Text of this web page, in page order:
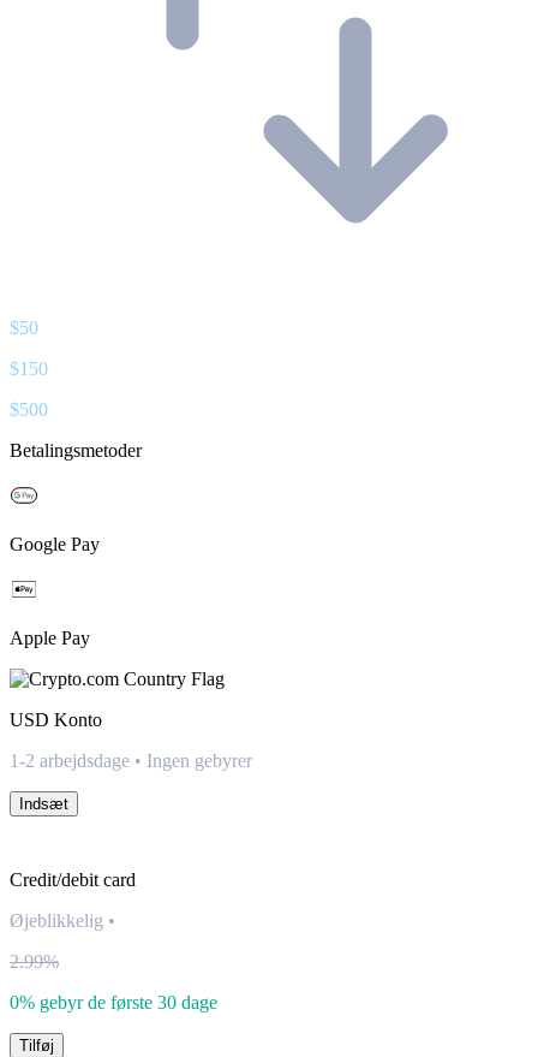
$50
$150
$500
Betalingsmetoder
Google Pay
Apple Pay
USD Konto
1-2 arbejdsdage • Ingen gebyrer
Indsæt
Credit/debit card
Øjeblikkelig •
2.99%
0% gebyr de første 30 dage
Tilføj